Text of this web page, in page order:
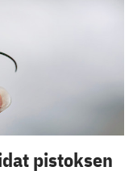
pistoksen